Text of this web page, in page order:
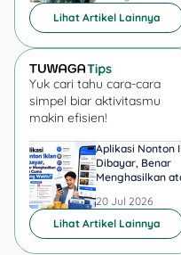
Bank
Saqu di
Hong
Hong
Tang
Cara Jadi CapCut
Creator dan Bikin
Template untuk
Dibagikan
Lihat Artikel Lainnya
Yuk cari tahu cara-cara
simpel biar aktivitasmu
makin efisien!
Aplikasi Nonton
Dibayar, Benar
Menghasilkan
20 Jul 2026
Lihat Artikel Lainnya